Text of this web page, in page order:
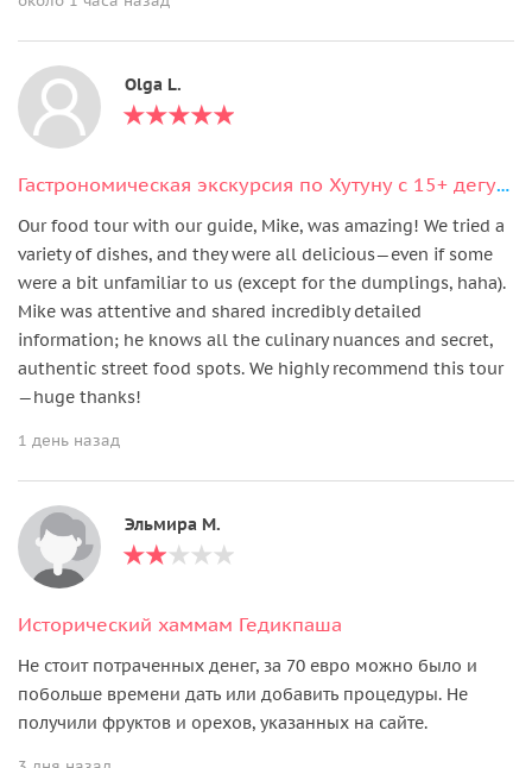
Olga L.
Гастрономическая экскурсия по Хутуну с 15+ дегустациями
Our food tour with our guide, Mike, was amazing! We tried a
variety of dishes, and they were all delicious—even if some
were a bit unfamiliar to us (except for the dumplings, haha).
Mike was attentive and shared incredibly detailed
information; he knows all the culinary nuances and secret,
authentic street food spots. We highly recommend this tour
—huge thanks!
1 день назад
Эльмира М.
Исторический хаммам Гедикпаша
Не стоит потраченных денег, за 70 евро можно было и
побольше времени дать или добавить процедуры. Не
получили фруктов и орехов, указанных на сайте.